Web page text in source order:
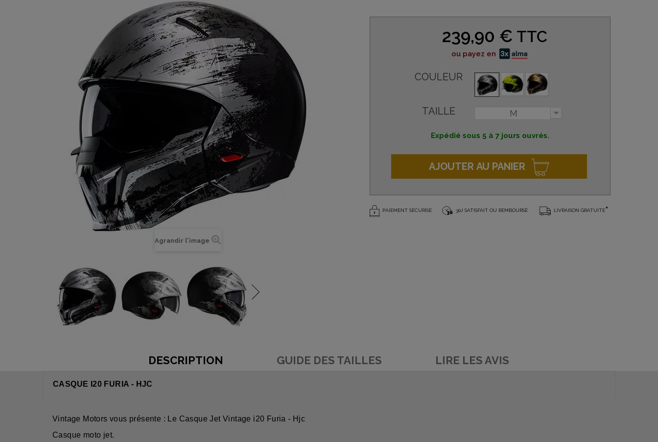
Agrandir l'image
239,90 € TTC
ou payez en
COULEUR
TAILLE M
Expédié sous 5 à 7 jours ouvrés.
AJOUTER AU PANIER
PAIEMENT SÉCURISÉ 30J SATISFAIT OU REMBOURSÉ LIVRAISON GRATUITE*
DESCRIPTION GUIDE DES TAILLES LIRE LES AVIS
CASQUE I20 FURIA - HJC
Vintage Motors vous présente : Le Casque Jet Vintage i20 Furia - Hjc
Casque moto jet.